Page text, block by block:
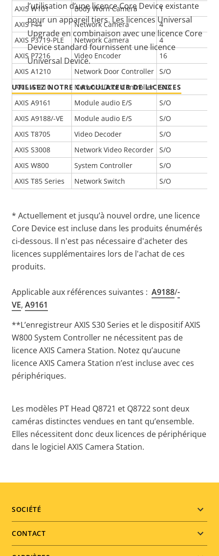
l’utilisation d’une licence Core Device existante
pour un appareil tiers. Les licences Universal
Upgrade en combinaison avec une licence Core
Device standard fournissent une licence
Universal Device.
UTILISEZ NOTRE CALCULATEUR DE LICENCES
AXIS W101
Body Worn Camera
1
AXIS F44
Network Camera
4
AXIS P3719-PLE
Network Camera
4
AXIS P7216
Video Encoder
16
AXIS A1210
Network Door Controller S/O
AXIS A1610
Network Door Controller S/O
AXIS A9161
Module audio E/S
S/O
AXIS A9188/-VE
Module audio E/S
S/O
AXIS T8705
Video Decoder
S/O
AXIS S3008
Network Video Recorder
S/O
AXIS W800
System Controller
S/O
AXIS T85 Series
Network Switch S/O
* Actuellement et jusqu’à nouvel ordre, une licence
Core Device est incluse dans les produits énumérés
ci-dessous. Il n'est pas nécessaire d'acheter des
licences supplémentaires lors de l'achat de ces
produits.
Applicable aux références suivantes : A9188/-
VE, A9161
**L’enregistreur AXIS S30 Series et le dispositif AXIS
W800 System Controller ne nécessitent pas de
licence AXIS Camera Station. Notez qu’aucune
licence AXIS Camera Station n’est incluse avec ces
périphériques.
Les modèles PT Head Q8721 et Q8722 sont deux
caméras distinctes vendues en tant qu’ensemble.
Elles nécessitent donc deux licences de périphérique
dans le logiciel AXIS Camera Station.
Footer
menu
SOCIÉTÉ
CONTACT